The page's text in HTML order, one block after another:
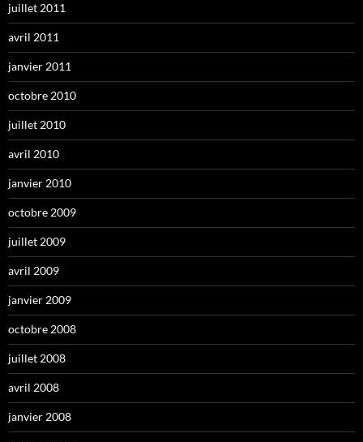
juillet 2011
avril 2011
janvier 2011
octobre 2010
juillet 2010
avril 2010
janvier 2010
octobre 2009
juillet 2009
avril 2009
janvier 2009
octobre 2008
juillet 2008
avril 2008
janvier 2008